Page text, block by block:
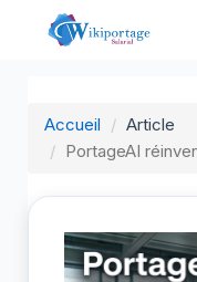
Accueil
Article
PortageAI